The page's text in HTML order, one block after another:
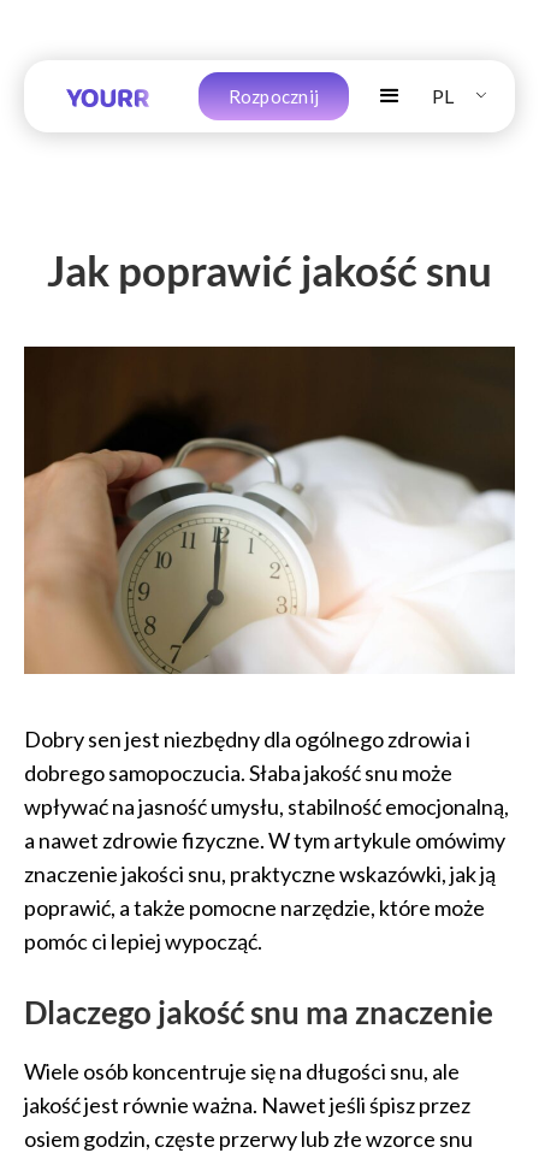
Rozpocznij PL
Jak poprawić jakość snu
Dobry sen jest niezbędny dla ogólnego zdrowia i
dobrego samopoczucia. Słaba jakość snu może
wpływać na jasność umysłu, stabilność emocjonalną,
a nawet zdrowie fizyczne. W tym artykule omówimy
znaczenie jakości snu, praktyczne wskazówki, jak ją
poprawić, a także pomocne narzędzie, które może
pomóc ci lepiej wypocząć.
Dlaczego jakość snu ma znaczenie
Wiele osób koncentruje się na długości snu, ale
jakość jest równie ważna. Nawet jeśli śpisz przez
osiem godzin, częste przerwy lub złe wzorce snu